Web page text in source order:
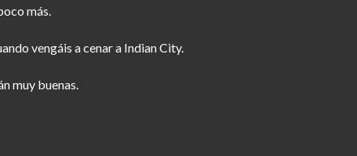
más.
vengáis a cenar a Indian City.
muy buenas.